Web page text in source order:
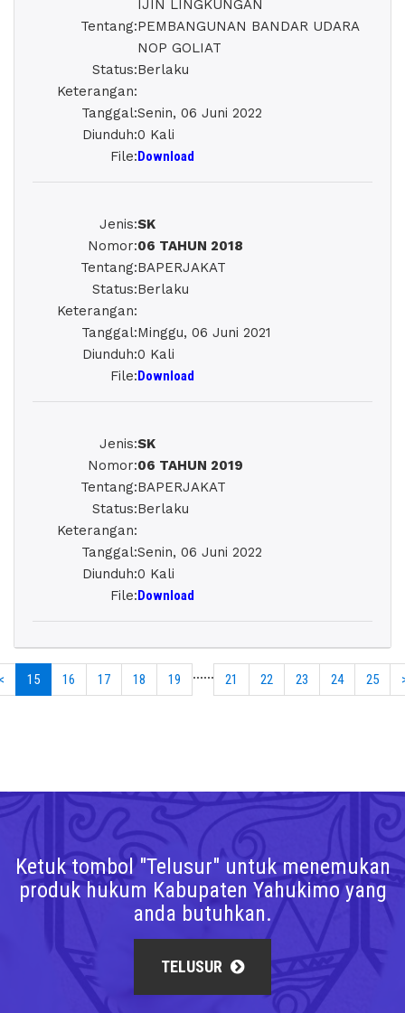
Tentang:
IJIN LINGKUNGAN
PEMBANGUNAN BANDAR UDARA
NOP GOLIAT
Status:Berlaku
Keterangan:
Tanggal:Senin, 06 Juni 2022
Diunduh:0 Kali
File:Download
Jenis:SK
Nomor:06 TAHUN 2018
Tentang:BAPERJAKAT
Status:Berlaku
Keterangan:
Tanggal:Minggu, 06 Juni 2021
Diunduh:0 Kali
File:Download
Jenis:SK
Nomor:06 TAHUN 2019
Tentang:BAPERJAKAT
Status:Berlaku
Keterangan:
Tanggal:Senin, 06 Juni 2022
Diunduh:0 Kali
File:Download
15 16 17 18 19 ...... 21 22 23 24 25
Ketuk tombol "Telusur" untuk menemukan
produk hukum Kabupaten Yahukimo yang
anda butuhkan.
TELUSUR